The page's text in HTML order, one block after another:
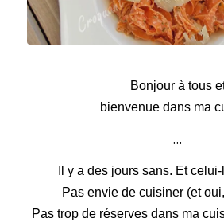
Bonjour à tous
bienvenue dans ma
…
Il y a des jours sans. Et
Pas envie de cuisiner (et
Pas trop de réserves dans ma